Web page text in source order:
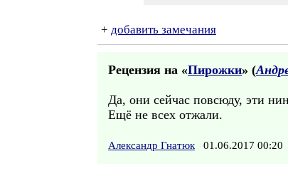
+ добавить замечания
Рецензия на «Пирожки» (
Да, они сейчас повсюду, эти
Ещё не всех отжали.
Александр Гнатюк 01.06.2017 00:20